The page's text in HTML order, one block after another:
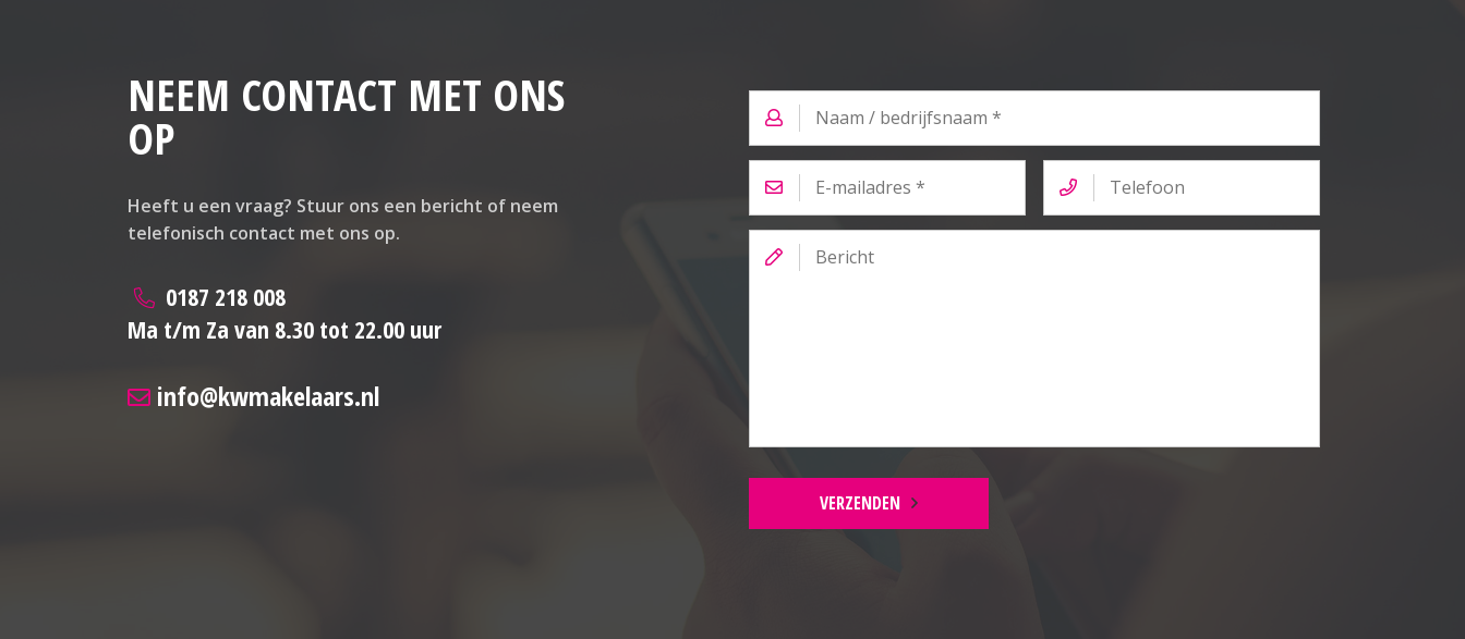
NEEM CONTACT MET ONS
OP
Heeft u een vraag? Stuur ons een bericht of neem
telefonisch contact met ons op.
0187 218 008
Ma t/m Za van 8.30 tot 22.00 uur
info@kwmakelaars.nl
bedrijfsnaam
E-
mailadres
Telefoon
VERZENDEN